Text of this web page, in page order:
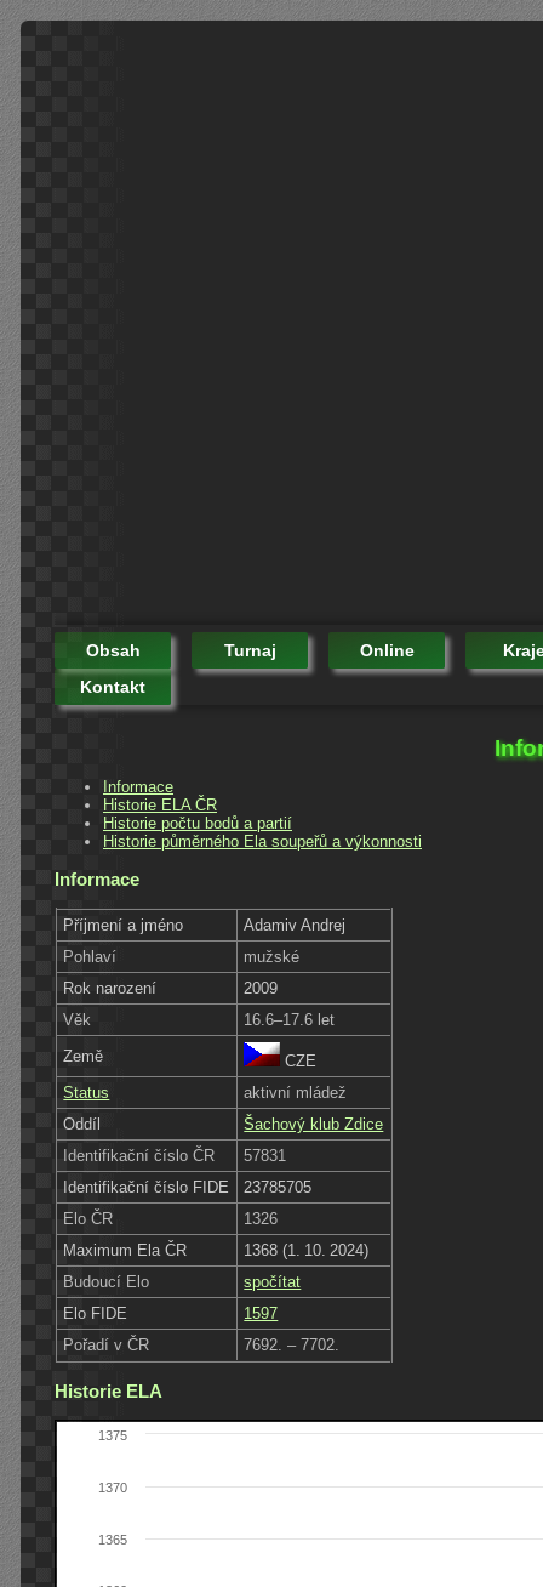
Obsah Turnaj Online
Kontakt
Informace
Historie ELA ČR
Historie počtu bodů a partií
Historie půměrného Ela soupeřů a výkonnosti
Informace
Příjmení a jméno
Adamiv Andrej
Pohlaví
mužské
Rok narození
2009
Věk
16.6–17.6 let
Země
CZE
Status
aktivní mládež
Oddíl
Šachový klub Zdice
Identifikační číslo ČR
57831
Identifikační číslo FIDE
23785705
Elo ČR
1326
Maximum Ela ČR
1368 (1. 10. 2024)
Budoucí Elo
spočítat
Elo FIDE
1597
Pořadí v ČR
7692. – 7702.
Historie ELA
1365
1370
1375